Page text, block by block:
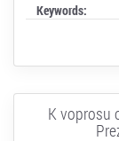
Keywords:
K voprosu